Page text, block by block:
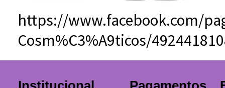
https://www.facebook.com/
Cosm%C3%A9ticos/